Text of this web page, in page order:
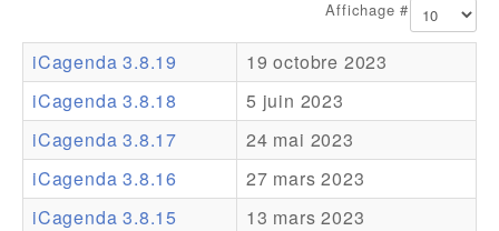
Ressources
Addons
Theme Packs
Translation Packs
Affichage #
iCagenda 3.8.19
19 octobre 2023
iCagenda 3.8.18
5 juin 2023
iCagenda 3.8.17
24 mai 2023
iCagenda 3.8.16
27 mars 2023
iCagenda 3.8.15
13 mars 2023